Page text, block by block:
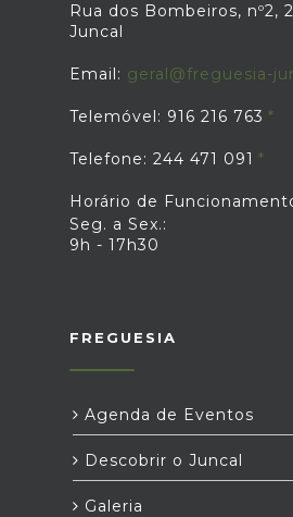
Rua dos Bombeiros, nº2,
Juncal
Email: geral@freguesia-
Telemóvel: 916 216 763
Telefone: 244 471 091
Horário de
Seg. a Sex.:
9h - 17h30
FREGUESIA
Agenda de Eventos
Descobrir o Juncal
Galeria